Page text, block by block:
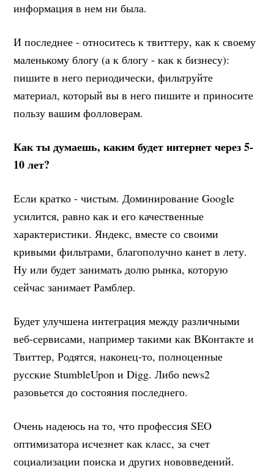
информация в нем ни была.
И последнее - относитесь к твиттеру, как к своему
маленькому блогу (а к блогу - как к бизнесу):
пишите в него периодически, фильтруйте
материал, который вы в него пишите и приносите
пользу вашим фолловерам.
Как ты думаешь, каким будет интернет через 5-
10 лет?
Если кратко - чистым. Доминирование Google
усилится, равно как и его качественные
характеристики. Яндекс, вместе со своими
кривыми фильтрами, благополучно канет в лету.
Ну или будет занимать долю рынка, которую
сейчас занимает Рамблер.
Будет улучшена интеграция между различными
веб-сервисами, например такими как ВКонтакте и
Твиттер, Родятся, наконец-то, полноценные
русские StumbleUpon и Digg. Либо news2
разовьется до состояния последнего.
Очень надеюсь на то, что профессия SEO
оптимизатора исчезнет как класс, за счет
социализации поиска и других нововведений.